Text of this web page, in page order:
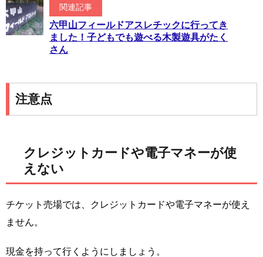
関連記事
六甲山フィールドアスレチックに行ってき
ました！子どもでも遊べる木製遊具がたく
さん
注意点
クレジットカードや電子マネーが使
えない
チケット売場では、クレジットカードや電子マネーが使え
ません。
現金を持って行くようにしましょう。